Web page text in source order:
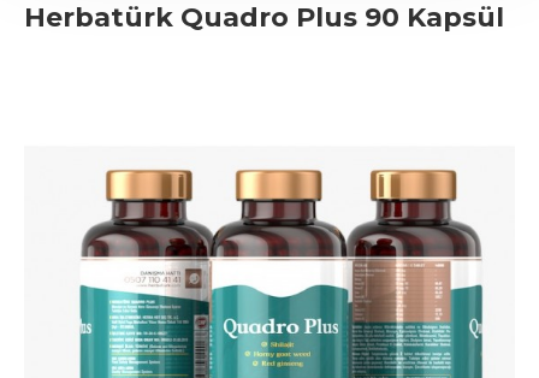
Herbatürk Quadro Plus 90 Kapsül